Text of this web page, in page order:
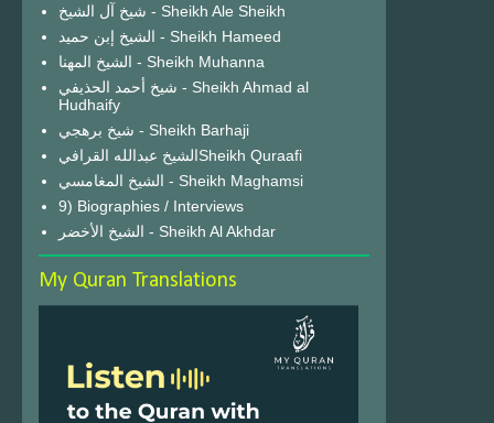
شيخ آل الشيخ - Sheikh Ale Sheikh
الشيخ إبن حميد - Sheikh Hameed
الشيخ المهنا - Sheikh Muhanna
شيخ أحمد الحذيفي - Sheikh Ahmad al
Hudhaify
شيخ برهجي - Sheikh Barhaji
الشيخ عبدالله القرافيSheikh Quraafi
الشيخ المغامسي - Sheikh Maghamsi
9) Biographies / Interviews
الشيخ الأخضر - Sheikh Al Akhdar
My Quran Translations